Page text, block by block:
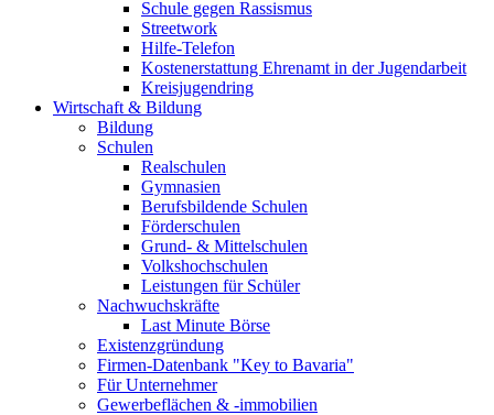
Schule gegen Rassismus
Streetwork
Hilfe-Telefon
Kostenerstattung Ehrenamt in der Jugendarbeit
Kreisjugendring
Wirtschaft & Bildung
Bildung
Schulen
Realschulen
Gymnasien
Berufsbildende Schulen
Förderschulen
Grund- & Mittelschulen
Volkshochschulen
Leistungen für Schüler
Nachwuchskräfte
Last Minute Börse
Existenzgründung
Firmen-Datenbank "Key to Bavaria"
Für Unternehmer
Gewerbeflächen & -immobilien